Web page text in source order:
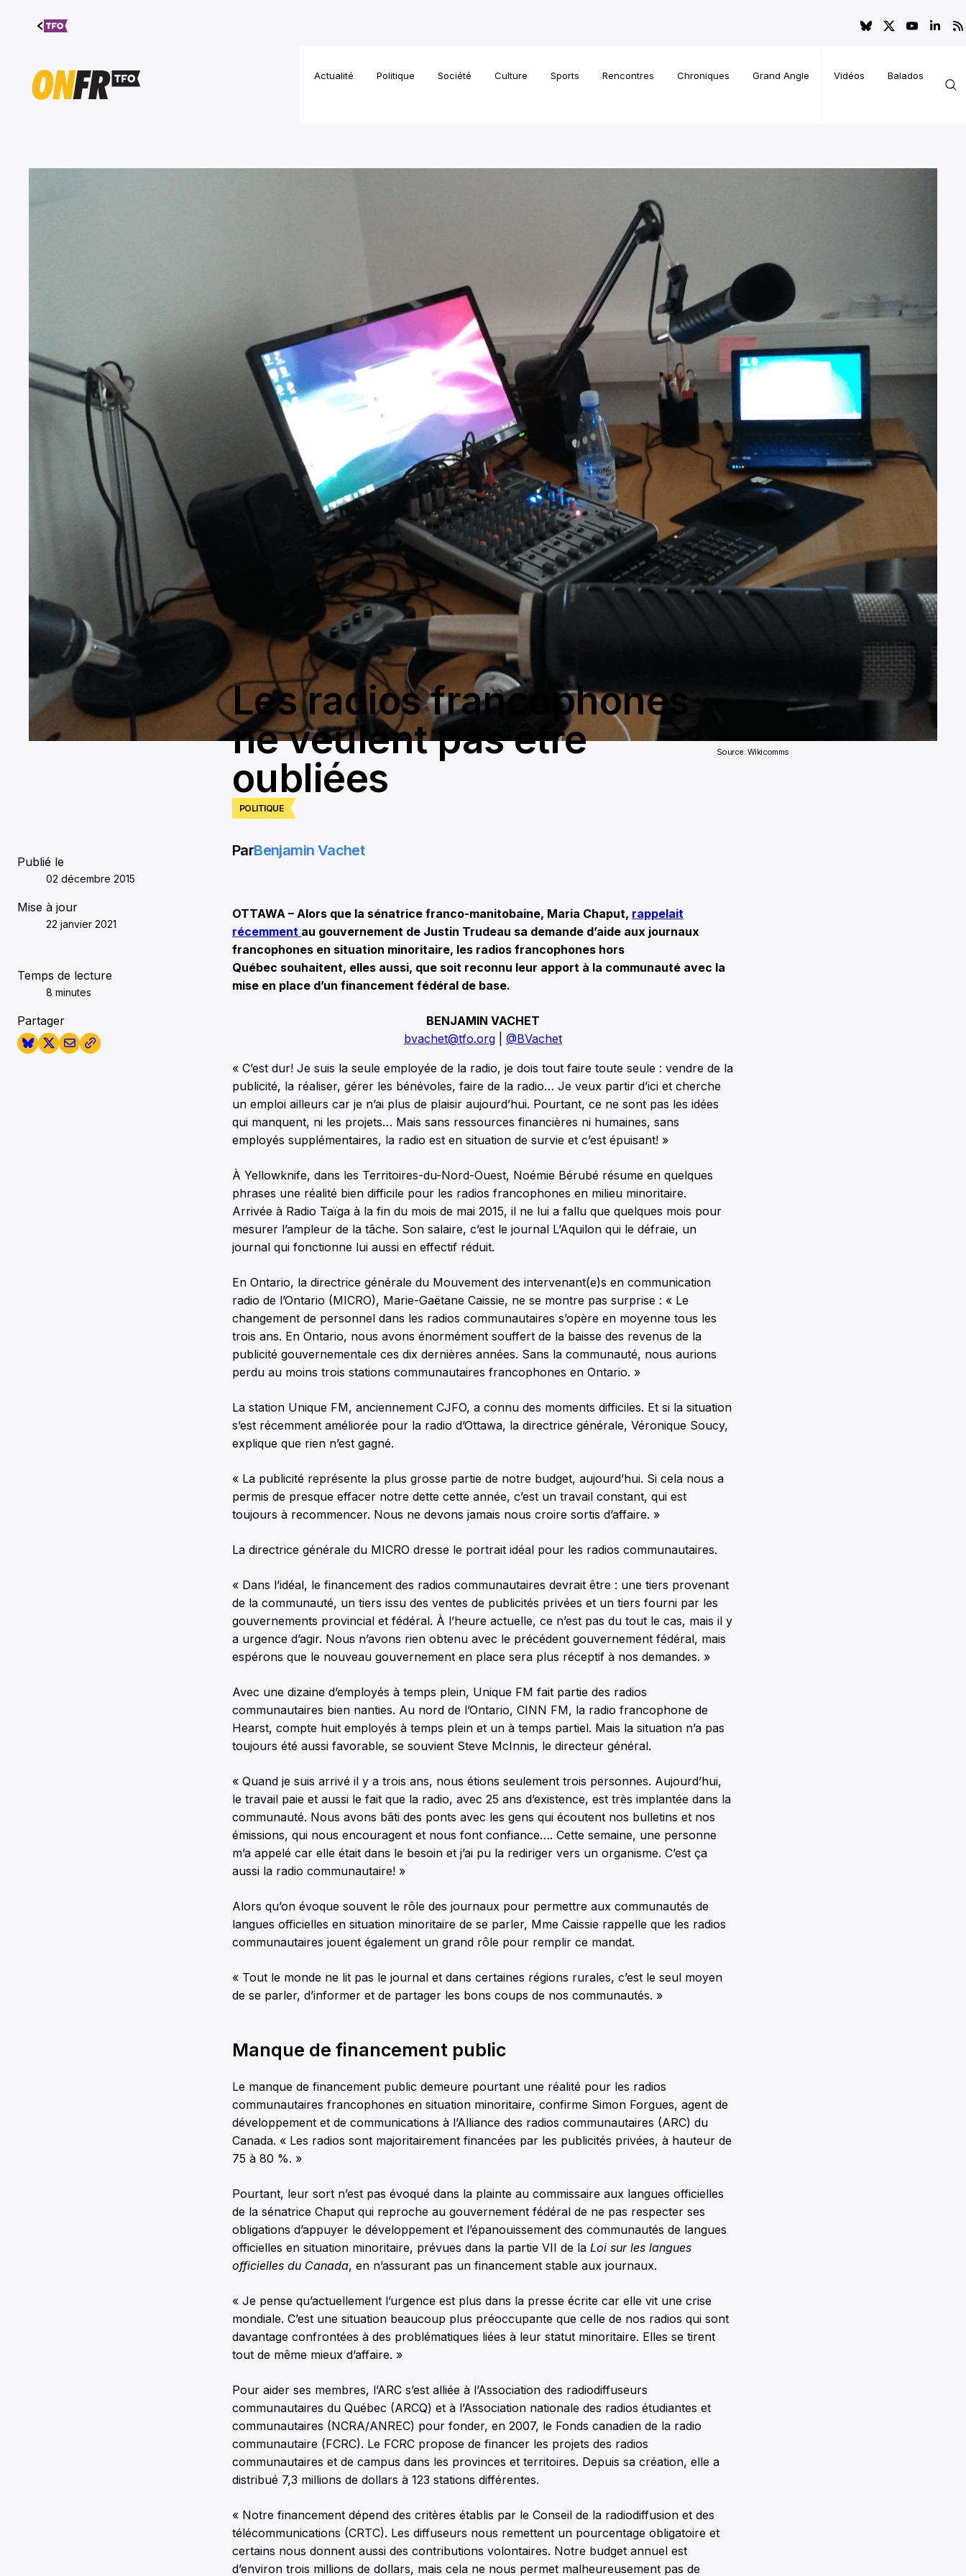
Aller au
contenu
Actualité Politique Société Culture Sports Rencontres Chroniques Grand Angle Vidéos Balados
Source: Wikicomms
POLITIQUE
Les radios francophones
ne veulent pas être
oubliées
Publié le
02 décembre 2015
Mise à jour
22 janvier 2021
Temps de lecture
8 minutes
Partager
ParBenjamin Vachet
OTTAWA – Alors que la sénatrice franco-manitobaine, Maria Chaput, rappelait
récemment au gouvernement de Justin Trudeau sa demande d’aide aux journaux
francophones en situation minoritaire, les radios francophones hors
Québec souhaitent, elles aussi, que soit reconnu leur apport à la communauté avec la
mise en place d’un financement fédéral de base.
BENJAMIN VACHET
bvachet@tfo.org
@BVachet
« C’est dur! Je suis la seule employée de la radio, je dois tout faire toute seule : vendre de la
publicité, la réaliser, gérer les bénévoles, faire de la radio… Je veux partir d’ici et cherche
un emploi ailleurs car je n’ai plus de plaisir aujourd’hui. Pourtant, ce ne sont pas les idées
qui manquent, ni les projets… Mais sans ressources financières ni humaines, sans
employés supplémentaires, la radio est en situation de survie et c’est épuisant! »
À Yellowknife, dans les Territoires-du-Nord-Ouest, Noémie Bérubé résume en quelques
phrases une réalité bien difficile pour les radios francophones en milieu minoritaire.
Arrivée à Radio Taïga à la fin du mois de mai 2015, il ne lui a fallu que quelques mois pour
mesurer l’ampleur de la tâche. Son salaire, c’est le journal L’Aquilon qui le défraie, un
journal qui fonctionne lui aussi en effectif réduit.
En Ontario, la directrice générale du Mouvement des intervenant(e)s en communication
radio de l’Ontario (MICRO), Marie-Gaëtane Caissie, ne se montre pas surprise : « Le
changement de personnel dans les radios communautaires s’opère en moyenne tous les
trois ans. En Ontario, nous avons énormément souffert de la baisse des revenus de la
publicité gouvernementale ces dix dernières années. Sans la communauté, nous aurions
perdu au moins trois stations communautaires francophones en Ontario. »
La station Unique FM, anciennement CJFO, a connu des moments difficiles. Et si la situation
s’est récemment améliorée pour la radio d’Ottawa, la directrice générale, Véronique Soucy,
explique que rien n’est gagné.
« La publicité représente la plus grosse partie de notre budget, aujourd’hui. Si cela nous a
permis de presque effacer notre dette cette année, c’est un travail constant, qui est
toujours à recommencer. Nous ne devons jamais nous croire sortis d’affaire. »
La directrice générale du MICRO dresse le portrait idéal pour les radios communautaires.
« Dans l’idéal, le financement des radios communautaires devrait être : une tiers provenant
de la communauté, un tiers issu des ventes de publicités privées et un tiers fourni par les
gouvernements provincial et fédéral. À l’heure actuelle, ce n’est pas du tout le cas, mais il y
a urgence d’agir. Nous n’avons rien obtenu avec le précédent gouvernement fédéral, mais
espérons que le nouveau gouvernement en place sera plus réceptif à nos demandes. »
Avec une dizaine d’employés à temps plein, Unique FM fait partie des radios
communautaires bien nanties. Au nord de l’Ontario, CINN FM, la radio francophone de
Hearst, compte huit employés à temps plein et un à temps partiel. Mais la situation n’a pas
toujours été aussi favorable, se souvient Steve McInnis, le directeur général.
« Quand je suis arrivé il y a trois ans, nous étions seulement trois personnes. Aujourd’hui,
le travail paie et aussi le fait que la radio, avec 25 ans d’existence, est très implantée dans la
communauté. Nous avons bâti des ponts avec les gens qui écoutent nos bulletins et nos
émissions, qui nous encouragent et nous font confiance…. Cette semaine, une personne
m’a appelé car elle était dans le besoin et j’ai pu la rediriger vers un organisme. C’est ça
aussi la radio communautaire! »
Alors qu’on évoque souvent le rôle des journaux pour permettre aux communautés de
langues officielles en situation minoritaire de se parler, Mme Caissie rappelle que les radios
communautaires jouent également un grand rôle pour remplir ce mandat.
« Tout le monde ne lit pas le journal et dans certaines régions rurales, c’est le seul moyen
de se parler, d’informer et de partager les bons coups de nos communautés. »
Manque de financement public
Le manque de financement public demeure pourtant une réalité pour les radios
communautaires francophones en situation minoritaire, confirme Simon Forgues, agent de
développement et de communications à l’Alliance des radios communautaires (ARC) du
Canada. « Les radios sont majoritairement financées par les publicités privées, à hauteur de
75 à 80 %. »
Pourtant, leur sort n’est pas évoqué dans la plainte au commissaire aux langues officielles
de la sénatrice Chaput qui reproche au gouvernement fédéral de ne pas respecter ses
obligations d’appuyer le développement et l’épanouissement des communautés de langues
officielles en situation minoritaire, prévues dans la partie VII de la Loi sur les langues
officielles du Canada, en n’assurant pas un financement stable aux journaux.
« Je pense qu’actuellement l’urgence est plus dans la presse écrite car elle vit une crise
mondiale. C’est une situation beaucoup plus préoccupante que celle de nos radios qui sont
davantage confrontées à des problématiques liées à leur statut minoritaire. Elles se tirent
tout de même mieux d’affaire. »
Pour aider ses membres, l’ARC s’est alliée à l’Association des radiodiffuseurs
communautaires du Québec (ARCQ) et à l’Association nationale des radios étudiantes et
communautaires (NCRA/ANREC) pour fonder, en 2007, le Fonds canadien de la radio
communautaire (FCRC). Le FCRC propose de financer les projets des radios
communautaires et de campus dans les provinces et territoires. Depuis sa création, elle a
distribué 7,3 millions de dollars à 123 stations différentes.
« Notre financement dépend des critères établis par le Conseil de la radiodiffusion et des
télécommunications (CRTC). Les diffuseurs nous remettent un pourcentage obligatoire et
certains nous donnent aussi des contributions volontaires. Notre budget annuel est
d’environ trois millions de dollars, mais cela ne nous permet malheureusement pas de